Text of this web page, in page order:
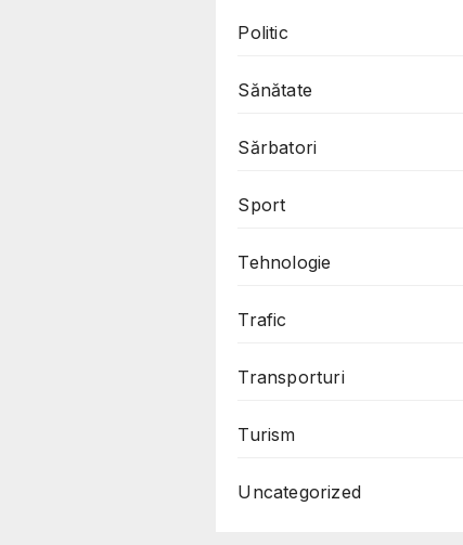
Politic
Sănătate
Sărbatori
Sport
Tehnologie
Trafic
Transporturi
Turism
Uncategorized